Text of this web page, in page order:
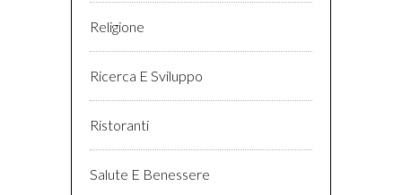
Religione
Ricerca E Sviluppo
Ristoranti
Salute E Benessere